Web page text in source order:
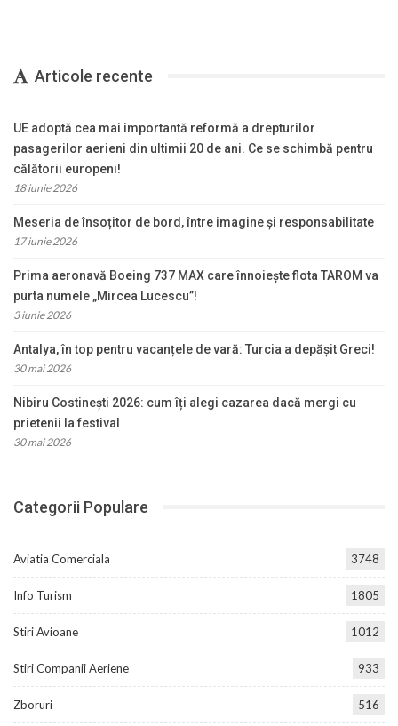
Articole recente
UE adoptă cea mai importantă reformă a drepturilor
pasagerilor aerieni din ultimii 20 de ani. Ce se schimbă pentru
călătorii europeni!
18 iunie 2026
Meseria de însoțitor de bord, între imagine și responsabilitate
17 iunie 2026
Prima aeronavă Boeing 737 MAX care înnoiește flota TAROM va
purta numele „Mircea Lucescu”!
3 iunie 2026
Antalya, în top pentru vacanțele de vară: Turcia a depășit Greci!
30 mai 2026
Nibiru Costinești 2026: cum îți alegi cazarea dacă mergi cu
prietenii la festival
30 mai 2026
Categorii Populare
Aviatia Comerciala 3748
Info Turism 1805
Stiri Avioane 1012
Stiri Companii Aeriene 933
Zboruri 516